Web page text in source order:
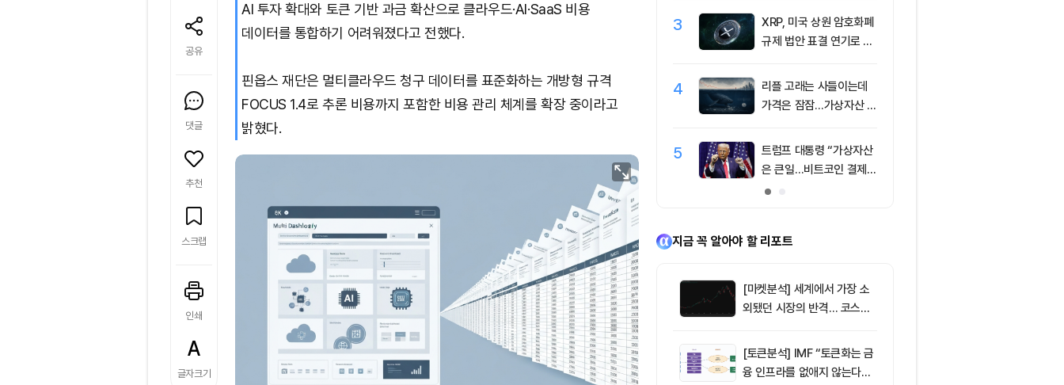
공유
댓글
추천
스크랩
인쇄
글자크기
AI 투자 확대와 토큰 기반 과금 확산으로 클라우드·AI·SaaS 비용
데이터를 통합하기 어려워졌다고 전했다.
핀옵스 재단은 멀티클라우드 청구 데이터를 표준화하는 개방형 규격
FOCUS 1.4로 추론 비용까지 포함한 비용 관리 체계를 확장 중이라고
밝혔다.
F 3일 연속 유입
3
XRP, 미국 상원 암호화폐
규제 법안 표결 연기로 급
4
리플 고래는 사들이는데
가격은 잠잠…가상자산 바
5
트럼프 대통령 “가상자산
은 큰일…비트코인 결제
늘어”
지금 꼭 알아야 할 리포트
[마켓분석] 세계에서 가장 소
외됐던 시장의 반격… 코스피
[토큰분석] IMF “토큰화는 금
융 인프라를 없애지 않는다…